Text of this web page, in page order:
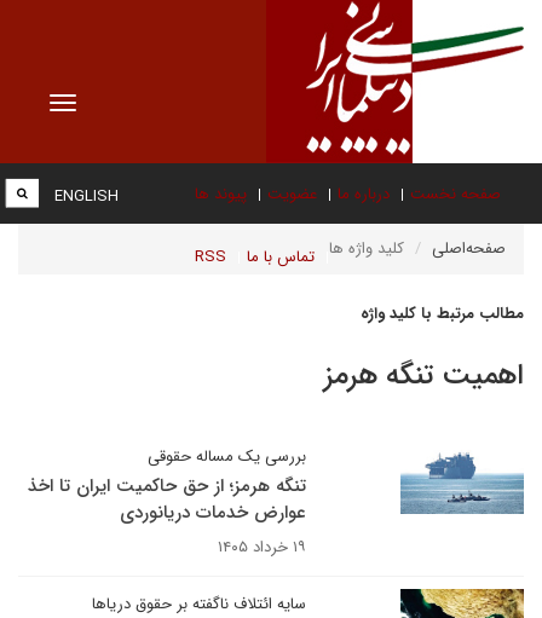
Toggle
صفحه نخست درباره ما عضویت پیوند ها
تماس با ما RSS
ENGLISH
صفحه‌اصلی کلید واژه ها
مطالب مرتبط با کلید واژه
اهمیت تنگه هرمز
بررسی یک مساله حقوقی
تنگه هرمز؛ از حق حاکمیت ایران تا اخذ
عوارض خدمات دریانوردی
۱۹ خرداد ۱۴۰۵
سایه ائتلاف ناگفته بر حقوق دریاها